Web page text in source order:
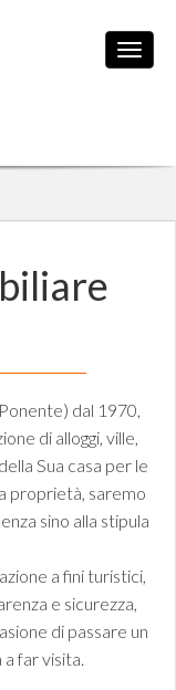
dal 1970,
di alloggi, ville,
Sua casa per le
proprietà, saremo
sino alla stipula
a fini turistici,
e sicurezza,
di passare un
far visita.